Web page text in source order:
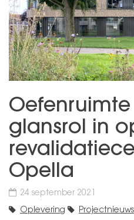
glansrol in
Opella
24 september 2021
Oplevering Projectnieuws